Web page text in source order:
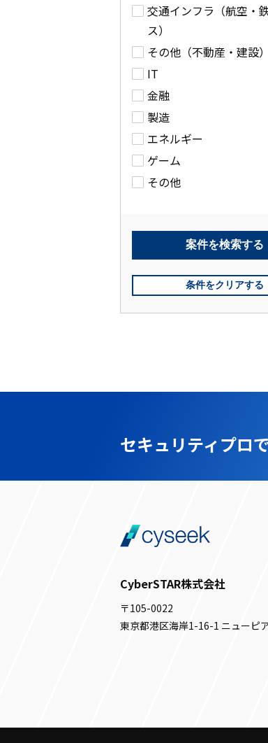
交通インフラ（航空・
ス）
その他（不動産・建設）
IT
金融
製造
エネルギー
ゲーム
その他
案件を検索する
条件をクリアする
セキュリティプロ
CyberSTAR株式会社
〒105-0022
東京都港区海岸1-16-1 ニューピ